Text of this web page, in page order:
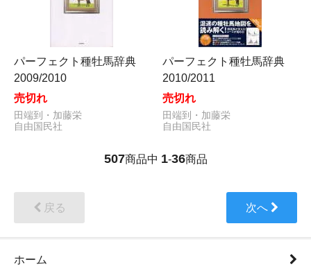
パーフェクト種牡馬辞典
2009/2010
売切れ
田端到・加藤栄
自由国民社
パーフェクト種牡馬辞典
2010/2011
売切れ
田端到・加藤栄
自由国民社
507商品中 1-36商品
戻る 次へ
ホーム